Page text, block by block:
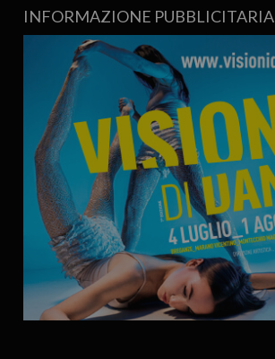
INFORMAZIONE PUBBLICITARIA